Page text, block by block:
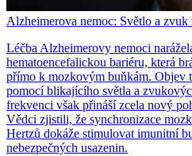
Alzheimerova nemoc: Světlo a zvuk
Léčba Alzheimerovy nemoci
hematoencefalickou bariéru, která
přímo k mozkovým buňkám. Objev
pomocí blikajícího světla a
frekvenci však přináší zcela nový
Vědci zjistili, že synchronizace
Hertzů dokáže stimulovat imunitní
nebezpečných usazenin.